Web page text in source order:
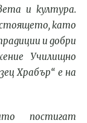
и култура.
като
и добри
Училищно
Храбър“ е на
постигат